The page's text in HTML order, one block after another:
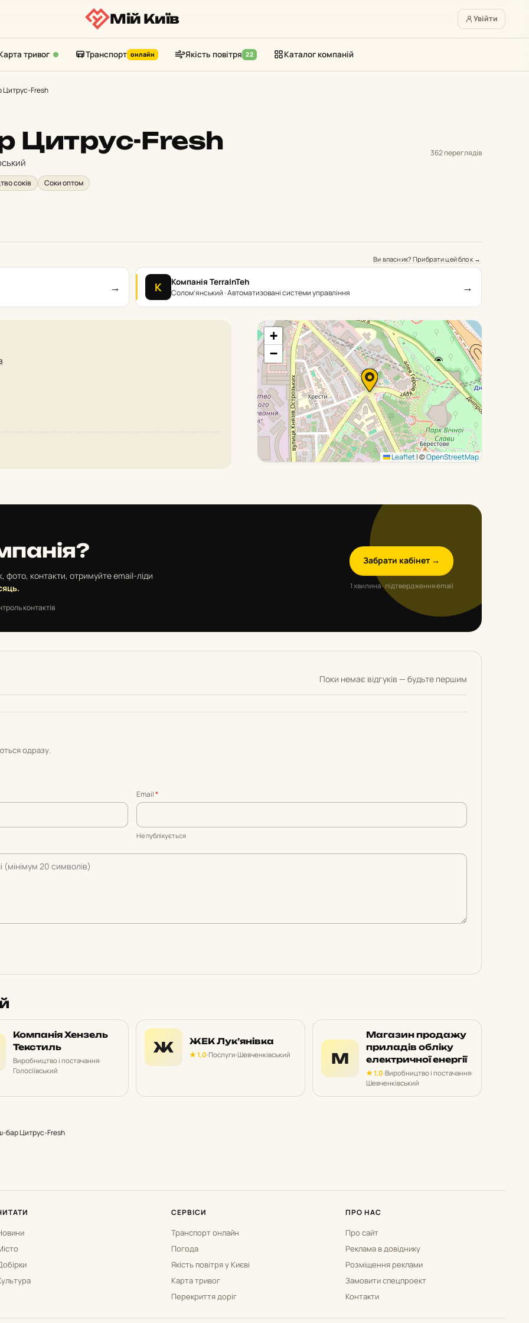
Мій Київ Увійти
тривог Транспорт онлайн Якість повітря 22 Каталог компаній
Fresh
Цитрус-Fresh
соків Соки оптом
362 переглядів
Ви власник? Прибрати цей блок →
→ К Компанія TerraInTeh
Солом’янський · Автоматизовані системи управління →
+
−
Leaflet|©OpenStreetMap
фото, контакти, отримуйте email-ліди
контактів
Забрати кабінет →
1 хвилина · підтвердження email
Поки немає відгуків — будьте першим
одразу.
Email*
Не публікується
Компанія Хензель
Текстиль
Виробництво і постачання·
Голосіївський
Ж ЖЕК Лук’янівка
★ 1,0·Послуги·Шевченківський М
Магазин продажу
приладів обліку
електричної енергії
★ 1,0·Виробництво і постачання·
Шевченківський
бар Цитрус-Fresh
СЕРВІСИ
Транспорт онлайн
Погода
Якість повітря у Києві
Карта тривог
Перекриття доріг
ПРО НАС
Про сайт
Реклама в довіднику
Розміщення реклами
Замовити спецпроект
Контакти